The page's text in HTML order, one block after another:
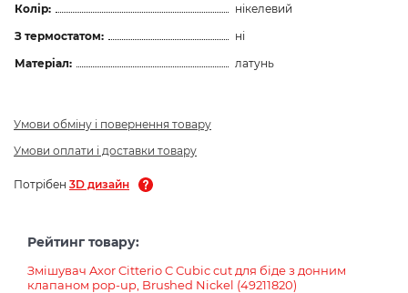
Колір:
нікелевий
З термостатом:
ні
Матеріал:
латунь
Умови обміну і повернення товару
Умови оплати і доставки товару
Потрібен 3D дизайн
Рейтинг товару:
Змішувач Axor Citterio C Cubic cut для біде з донним
клапаном pop-up, Brushed Nickel (49211820)